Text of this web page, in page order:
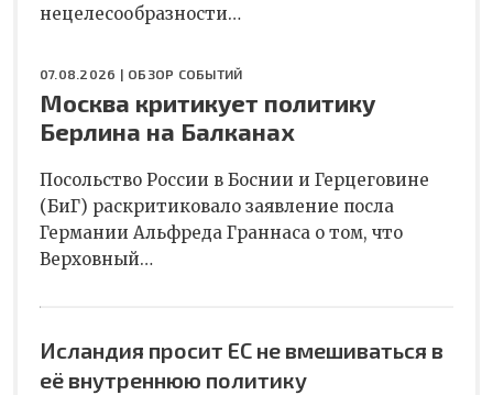
нецелесообразности…
07.08.2026 | ОБЗОР СОБЫТИЙ
Москва критикует политику
Берлина на Балканах
Посольство России в Боснии и Герцеговине
(БиГ) раскритиковало заявление посла
Германии Альфреда Граннаса о том, что
Верховный…
Исландия просит ЕС не вмешиваться в
её внутреннюю политику